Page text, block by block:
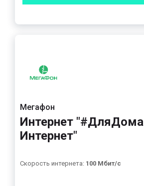
Мегафон
Интернет "#ДляДома
Интернет"
Скорость интернета: 100 Мбит/с